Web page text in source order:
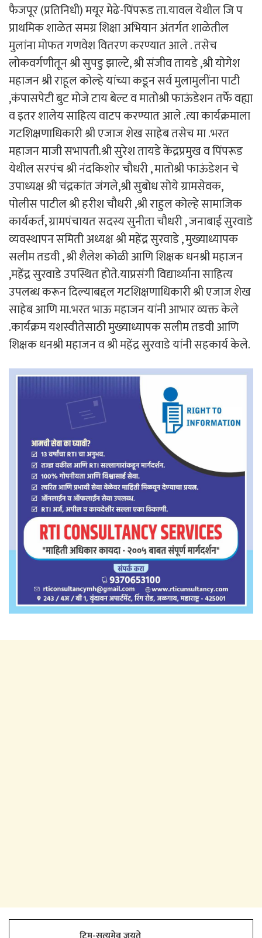
फैजपूर (प्रतिनिधी) मयूर मेढे-पिंपरूड ता.यावल येथील जि प
प्राथमिक शाळेत समग्र शिक्षा अभियान अंतर्गत शाळेतील
मुलांना मोफत गणवेश वितरण करण्यात आले . तसेच
लोकवर्गणीतून श्री सुपडु झाल्टे, श्री संजीव तायडे ,श्री योगेश
महाजन श्री राहूल कोल्हे यांच्या कडून सर्व मुलामुलींना पाटी
,कंपासपेटी बुट मोजे टाय बेल्ट व मातोश्री फाऊंडेशन तर्फे वह्या
व इतर शालेय साहित्य वाटप करण्यात आले .त्या कार्यक्रमाला
गटशिक्षणाधिकारी श्री एजाज शेख साहेब तसेच मा .भरत
महाजन माजी सभापती.श्री सुरेश तायडे केंद्रप्रमुख व पिंपरूड
येथील सरपंच श्री नंदकिशोर चौधरी , मातोश्री फाऊंडेशन चे
उपाध्यक्ष श्री चंद्रकांत जंगले,श्री सुबोध सोये ग्रामसेवक,
पोलीस पाटील श्री हरीश चौधरी ,श्री राहुल कोल्हे सामाजिक
कार्यकर्त, ग्रामपंचायत सदस्य सुनीता चौधरी , जनाबाई सुरवाडे
व्यवस्थापन समिती अध्यक्ष श्री महेंद्र सुरवाडे , मुख्याध्यापक
सलीम तडवी , श्री शैलेश कोळी आणि शिक्षक धनश्री महाजन
,महेंद्र सुरवाडे उपस्थित होते.याप्रसंगी विद्यार्थ्याना साहित्य
उपलब्ध करून दिल्याबद्दल गटशिक्षणाधिकारी श्री एजाज शेख
साहेब आणि मा.भरत भाऊ महाजन यांनी आभार व्यक्त केले
.कार्यक्रम यशस्वीतेसाठी मुख्याध्यापक सलीम तडवी आणि
शिक्षक धनश्री महाजन व श्री महेंद्र सुरवाडे यांनी सहकार्य केले.